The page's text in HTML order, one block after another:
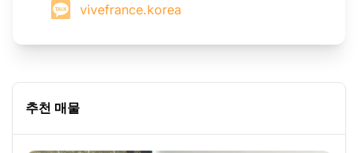
vivefrance.korea
추천 매물